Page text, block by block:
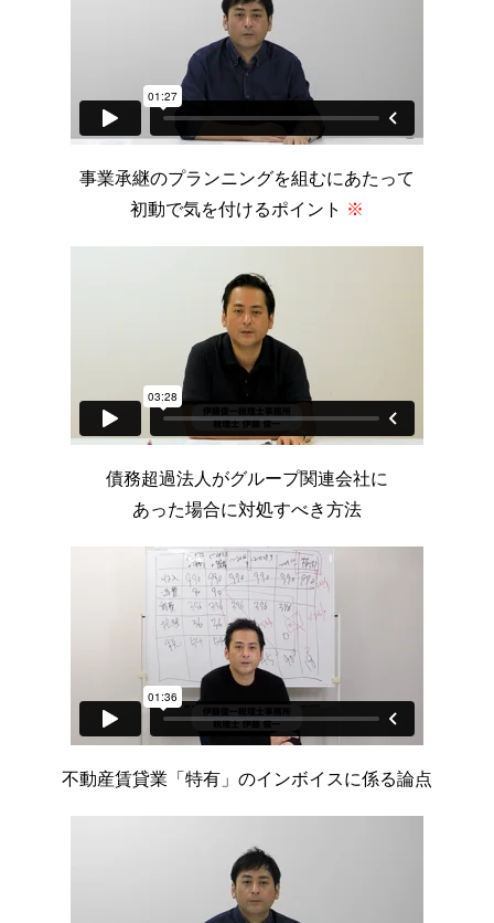
事業承継のプランニングを組むにあたって
初動で気を付けるポイント ※
債務超過法人がグループ関連会社に
あった場合に対処すべき方法
不動産賃貸業「特有」のインボイスに係る論点